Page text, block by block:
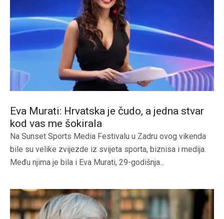
Eva Murati: Hrvatska je čudo, a jedna stvar
kod vas me šokirala
Na Sunset Sports Media Festivalu u Zadru ovog vikenda
bile su velike zvijezde iz svijeta sporta, biznisa i medija.
Među njima je bila i Eva Murati, 29-godišnja...